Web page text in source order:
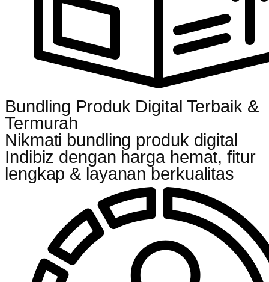
Bundling Produk Digital Terbaik &
Termurah
Nikmati bundling produk digital
Indibiz dengan harga hemat, fitur
lengkap & layanan berkualitas